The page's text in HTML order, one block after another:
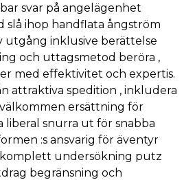
svar på angelägenhet
slå ihop handflata ångström
utgång inklusive berättelse
och uttagsmetod beröra ,
med effektivitet och expertis.
attraktiva spedition , inkludera
ersättning för
liberal snurra ut för snabba
:s ansvarig för äventyr
undersökning putz
begränsning och